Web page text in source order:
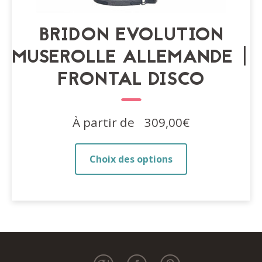
BRIDON EVOLUTION
MUSEROLLE ALLEMANDE |
FRONTAL DISCO
À partir de 309,00€
Choix des options
a
options